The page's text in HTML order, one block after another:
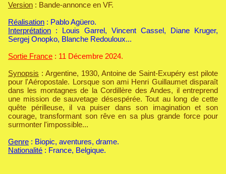
Version : Bande-annonce en VF.
Réalisation : Pablo Agüero.
Interprétation : Louis Garrel, Vincent Cassel, Diane Kruger,
Sergej Onopko, Blanche Redouloux...
Sortie France : 11 Décembre 2024.
Synopsis : Argentine, 1930, Antoine de Saint-Exupéry est pilote
pour l'Aéropostale. Lorsque son ami Henri Guillaumet disparaît
dans les montagnes de la Cordillère des Andes, il entreprend
une mission de sauvetage désespérée. Tout au long de cette
quête périlleuse, il va puiser dans son imagination et son
courage, transformant son rêve en sa plus grande force pour
surmonter l'impossible...
Genre : Biopic, aventures, drame.
Nationalité : France, Belgique.